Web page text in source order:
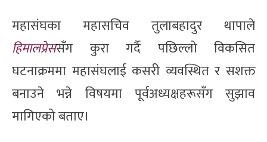
महासंघका महासचिव तुलाबहादुर थापाले
हिमालप्रेससँग कुरा गर्दै पछिल्लो विकसित
घटनाक्रममा महासंघलाई कसरी व्यवस्थित र सशक्त
बनाउने भन्ने विषयमा पूर्वअध्यक्षहरूसँग सुझाव
मागिएको बताए।